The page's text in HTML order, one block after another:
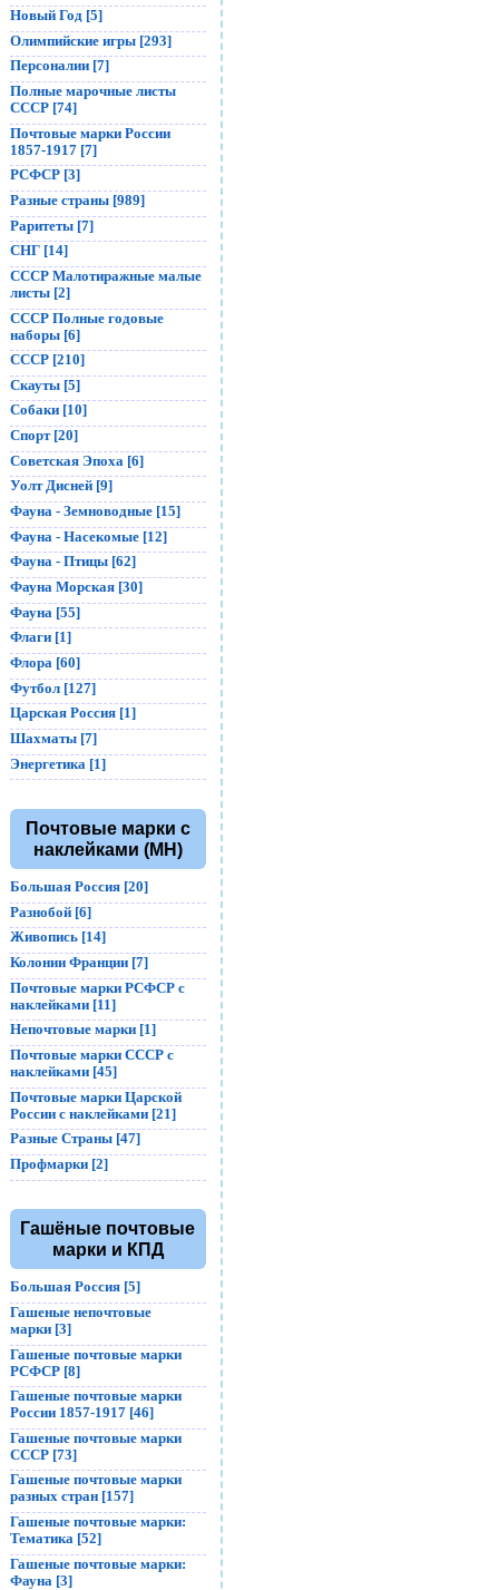
Новый Год [5]
Олимпийские игры [293]
Персоналии [7]
Полные марочные листы
СССР [74]
Почтовые марки России
1857-1917 [7]
РСФСР [3]
Разные страны [989]
Раритеты [7]
СНГ [14]
СССР Малотиражные малые
листы [2]
СССР Полные годовые
наборы [6]
СССР [210]
Скауты [5]
Собаки [10]
Спорт [20]
Советская Эпоха [6]
Уолт Дисней [9]
Фауна - Земноводные [15]
Фауна - Насекомые [12]
Фауна - Птицы [62]
Фауна Морская [30]
Фауна [55]
Флаги [1]
Флора [60]
Футбол [127]
Царская Россия [1]
Шахматы [7]
Энергетика [1]
Почтовые марки с
наклейками (MH)
Большая Россия [20]
Разнобой [6]
Живопись [14]
Колонии Франции [7]
Почтовые марки РСФСР с
наклейками [11]
Непочтовые марки [1]
Почтовые марки СССР с
наклейками [45]
Почтовые марки Царской
России с наклейками [21]
Разные Страны [47]
Профмарки [2]
Гашёные почтовые
марки и КПД
Большая Россия [5]
Гашеные непочтовые
марки [3]
Гашеные почтовые марки
РСФСР [8]
Гашеные почтовые марки
России 1857-1917 [46]
Гашеные почтовые марки
СССР [73]
Гашеные почтовые марки
разных стран [157]
Гашеные почтовые марки:
Тематика [52]
Гашеные почтовые марки:
Фауна [3]